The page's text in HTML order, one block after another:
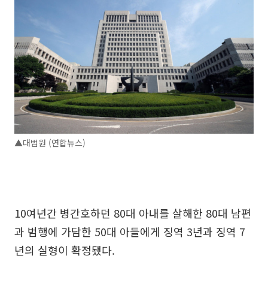
▲대법원 (연합뉴스)
10여년간 병간호하던 80대 아내를 살해한 80대 남편
과 범행에 가담한 50대 아들에게 징역 3년과 징역 7
년의 실형이 확정됐다.